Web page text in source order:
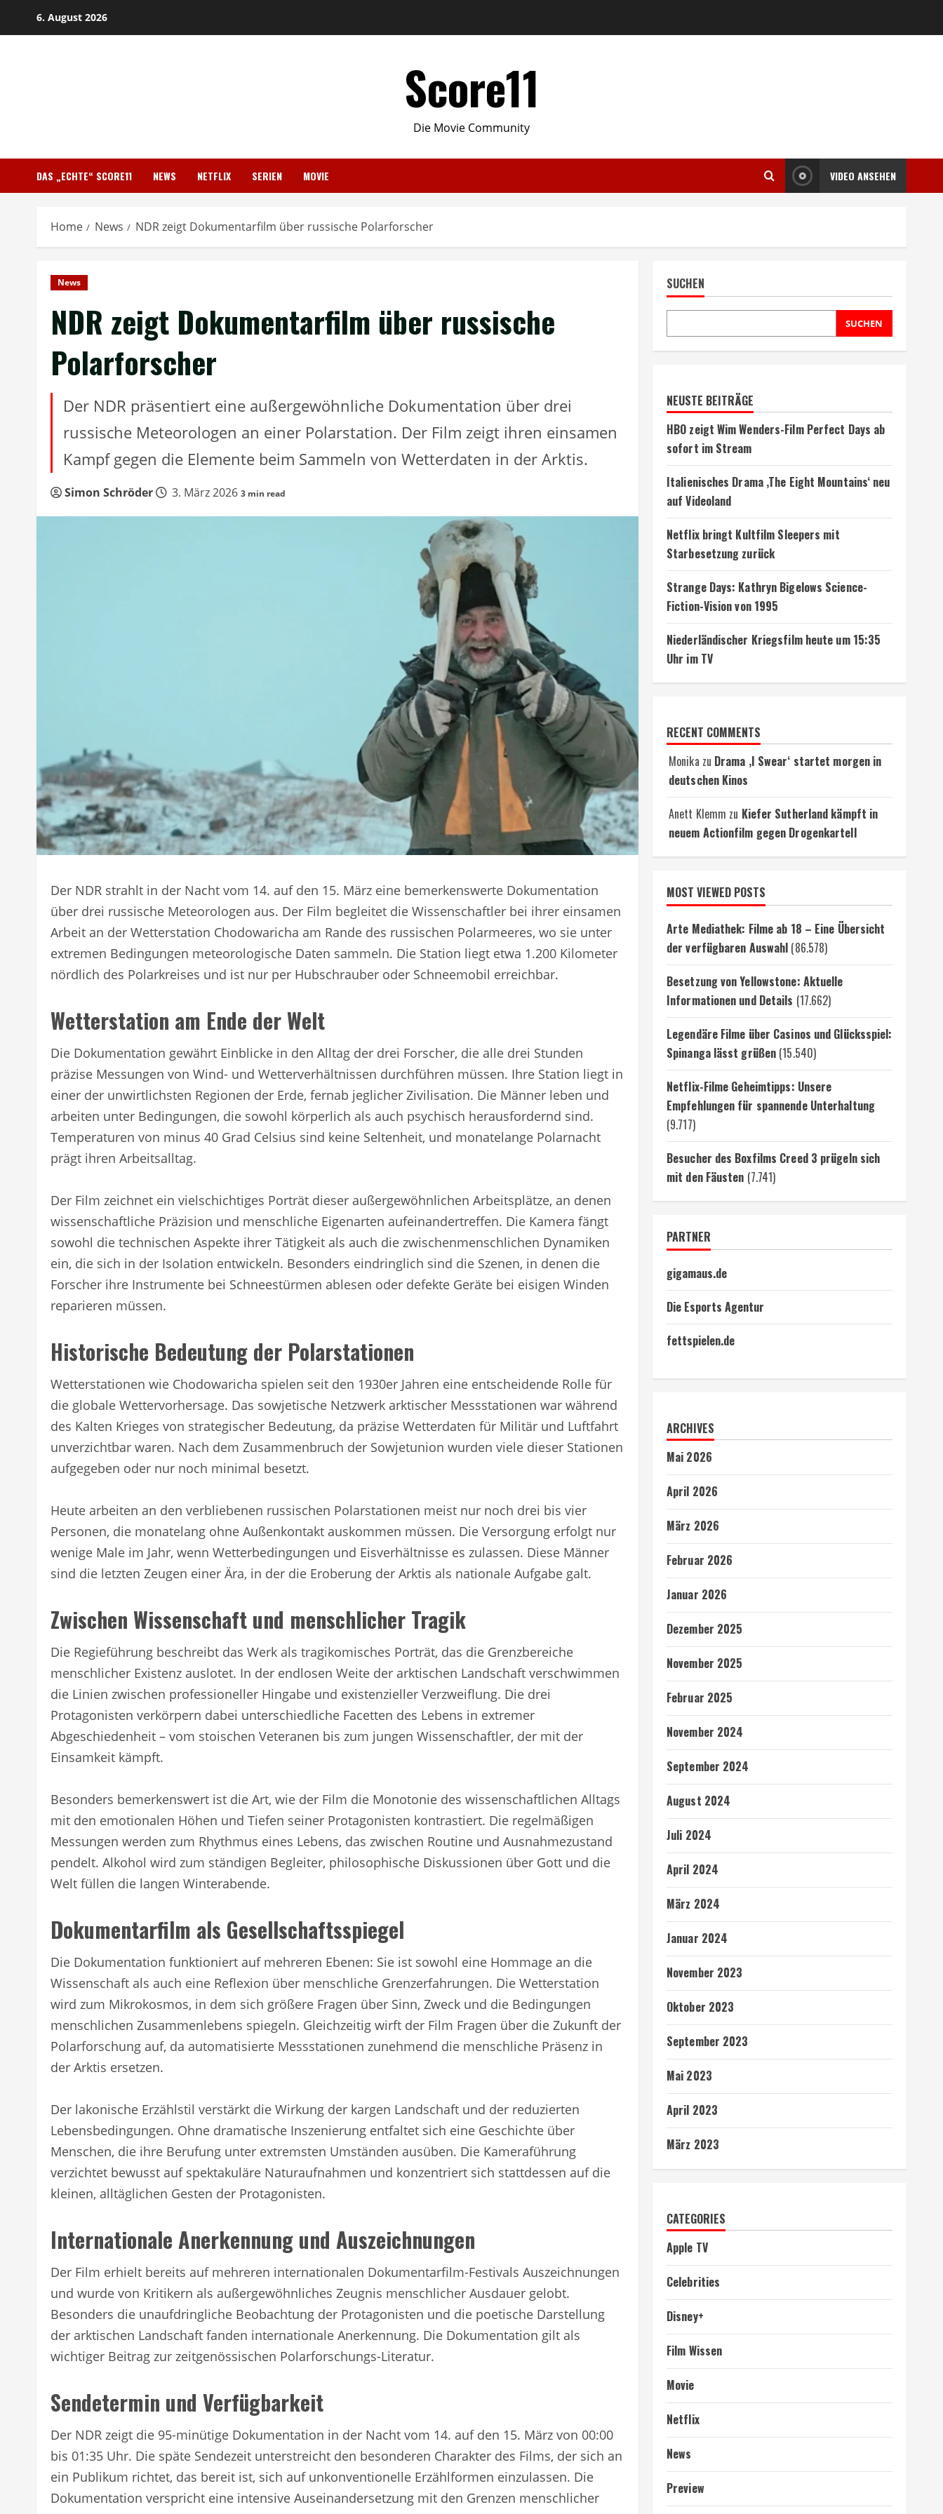
6. August 2026
Score11
Die Movie Community
DAS „ECHTE“ SCORE11 NEWS NETFLIX SERIEN MOVIE VIDEO ANSEHEN
Home News NDR zeigt Dokumentarfilm über russische Polarforscher
News
NDR zeigt Dokumentarfilm über russische
Polarforscher
Der NDR präsentiert eine außergewöhnliche Dokumentation über drei
russische Meteorologen an einer Polarstation. Der Film zeigt ihren einsamen
Kampf gegen die Elemente beim Sammeln von Wetterdaten in der Arktis.
Simon Schröder 3. März 2026 3 min read
Der NDR strahlt in der Nacht vom 14. auf den 15. März eine bemerkenswerte Dokumentation
über drei russische Meteorologen aus. Der Film begleitet die Wissenschaftler bei ihrer einsamen
Arbeit an der Wetterstation Chodowaricha am Rande des russischen Polarmeeres, wo sie unter
extremen Bedingungen meteorologische Daten sammeln. Die Station liegt etwa 1.200 Kilometer
nördlich des Polarkreises und ist nur per Hubschrauber oder Schneemobil erreichbar.
Wetterstation am Ende der Welt
Die Dokumentation gewährt Einblicke in den Alltag der drei Forscher, die alle drei Stunden
präzise Messungen von Wind- und Wetterverhältnissen durchführen müssen. Ihre Station liegt in
einer der unwirtlichsten Regionen der Erde, fernab jeglicher Zivilisation. Die Männer leben und
arbeiten unter Bedingungen, die sowohl körperlich als auch psychisch herausfordernd sind.
Temperaturen von minus 40 Grad Celsius sind keine Seltenheit, und monatelange Polarnacht
prägt ihren Arbeitsalltag.
Der Film zeichnet ein vielschichtiges Porträt dieser außergewöhnlichen Arbeitsplätze, an denen
wissenschaftliche Präzision und menschliche Eigenarten aufeinandertreffen. Die Kamera fängt
sowohl die technischen Aspekte ihrer Tätigkeit als auch die zwischenmenschlichen Dynamiken
ein, die sich in der Isolation entwickeln. Besonders eindringlich sind die Szenen, in denen die
Forscher ihre Instrumente bei Schneestürmen ablesen oder defekte Geräte bei eisigen Winden
reparieren müssen.
Historische Bedeutung der Polarstationen
Wetterstationen wie Chodowaricha spielen seit den 1930er Jahren eine entscheidende Rolle für
die globale Wettervorhersage. Das sowjetische Netzwerk arktischer Messstationen war während
des Kalten Krieges von strategischer Bedeutung, da präzise Wetterdaten für Militär und Luftfahrt
unverzichtbar waren. Nach dem Zusammenbruch der Sowjetunion wurden viele dieser Stationen
aufgegeben oder nur noch minimal besetzt.
Heute arbeiten an den verbliebenen russischen Polarstationen meist nur noch drei bis vier
Personen, die monatelang ohne Außenkontakt auskommen müssen. Die Versorgung erfolgt nur
wenige Male im Jahr, wenn Wetterbedingungen und Eisverhältnisse es zulassen. Diese Männer
sind die letzten Zeugen einer Ära, in der die Eroberung der Arktis als nationale Aufgabe galt.
Zwischen Wissenschaft und menschlicher Tragik
Die Regieführung beschreibt das Werk als tragikomisches Porträt, das die Grenzbereiche
menschlicher Existenz auslotet. In der endlosen Weite der arktischen Landschaft verschwimmen
die Linien zwischen professioneller Hingabe und existenzieller Verzweiflung. Die drei
Protagonisten verkörpern dabei unterschiedliche Facetten des Lebens in extremer
Abgeschiedenheit – vom stoischen Veteranen bis zum jungen Wissenschaftler, der mit der
Einsamkeit kämpft.
Besonders bemerkenswert ist die Art, wie der Film die Monotonie des wissenschaftlichen Alltags
mit den emotionalen Höhen und Tiefen seiner Protagonisten kontrastiert. Die regelmäßigen
Messungen werden zum Rhythmus eines Lebens, das zwischen Routine und Ausnahmezustand
pendelt. Alkohol wird zum ständigen Begleiter, philosophische Diskussionen über Gott und die
Welt füllen die langen Winterabende.
Dokumentarfilm als Gesellschaftsspiegel
Die Dokumentation funktioniert auf mehreren Ebenen: Sie ist sowohl eine Hommage an die
Wissenschaft als auch eine Reflexion über menschliche Grenzerfahrungen. Die Wetterstation
wird zum Mikrokosmos, in dem sich größere Fragen über Sinn, Zweck und die Bedingungen
menschlichen Zusammenlebens spiegeln. Gleichzeitig wirft der Film Fragen über die Zukunft der
Polarforschung auf, da automatisierte Messstationen zunehmend die menschliche Präsenz in
der Arktis ersetzen.
Der lakonische Erzählstil verstärkt die Wirkung der kargen Landschaft und der reduzierten
Lebensbedingungen. Ohne dramatische Inszenierung entfaltet sich eine Geschichte über
Menschen, die ihre Berufung unter extremsten Umständen ausüben. Die Kameraführung
verzichtet bewusst auf spektakuläre Naturaufnahmen und konzentriert sich stattdessen auf die
kleinen, alltäglichen Gesten der Protagonisten.
Internationale Anerkennung und Auszeichnungen
Der Film erhielt bereits auf mehreren internationalen Dokumentarfilm-Festivals Auszeichnungen
und wurde von Kritikern als außergewöhnliches Zeugnis menschlicher Ausdauer gelobt.
Besonders die unaufdringliche Beobachtung der Protagonisten und die poetische Darstellung
der arktischen Landschaft fanden internationale Anerkennung. Die Dokumentation gilt als
wichtiger Beitrag zur zeitgenössischen Polarforschungs-Literatur.
Sendetermin und Verfügbarkeit
Der NDR zeigt die 95-minütige Dokumentation in der Nacht vom 14. auf den 15. März von 00:00
bis 01:35 Uhr. Die späte Sendezeit unterstreicht den besonderen Charakter des Films, der sich an
ein Publikum richtet, das bereit ist, sich auf unkonventionelle Erzählformen einzulassen. Die
Dokumentation verspricht eine intensive Auseinandersetzung mit den Grenzen menschlicher
SUCHEN
SUCHEN
NEUSTE BEITRÄGE
HBO zeigt Wim Wenders-Film Perfect Days ab
sofort im Stream
Italienisches Drama ‚The Eight Mountains‘ neu
auf Videoland
Netflix bringt Kultfilm Sleepers mit
Starbesetzung zurück
Strange Days: Kathryn Bigelows Science-
Fiction-Vision von 1995
Niederländischer Kriegsfilm heute um 15:35
Uhr im TV
RECENT COMMENTS
Monika zu Drama ‚I Swear‘ startet morgen in
deutschen Kinos
Anett Klemm zu Kiefer Sutherland kämpft in
neuem Actionfilm gegen Drogenkartell
MOST VIEWED POSTS
Arte Mediathek: Filme ab 18 – Eine Übersicht
der verfügbaren Auswahl (86.578)
Besetzung von Yellowstone: Aktuelle
Informationen und Details (17.662)
Legendäre Filme über Casinos und Glücksspiel:
Spinanga lässt grüßen (15.540)
Netflix-Filme Geheimtipps: Unsere
Empfehlungen für spannende Unterhaltung
(9.717)
Besucher des Boxfilms Creed 3 prügeln sich
mit den Fäusten (7.741)
PARTNER
gigamaus.de
Die Esports Agentur
fettspielen.de
ARCHIVES
Mai 2026
April 2026
März 2026
Februar 2026
Januar 2026
Dezember 2025
November 2025
Februar 2025
November 2024
September 2024
August 2024
Juli 2024
April 2024
März 2024
Januar 2024
November 2023
Oktober 2023
September 2023
Mai 2023
April 2023
März 2023
CATEGORIES
Apple TV
Celebrities
Disney+
Film Wissen
Movie
Netflix
News
Preview